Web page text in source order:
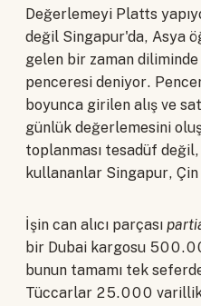
Değerlemeyi Platts
değil Singapur'da, Asya
gelen bir zaman
penceresi deniyor.
boyunca girilen alış ve
günlük değerlemesini
toplanması tesadüf
kullananlar Singapur, Çin
İşin can alıcı parçası
bir Dubai kargosu
bunun tamamı tek
Tüccarlar 25.000